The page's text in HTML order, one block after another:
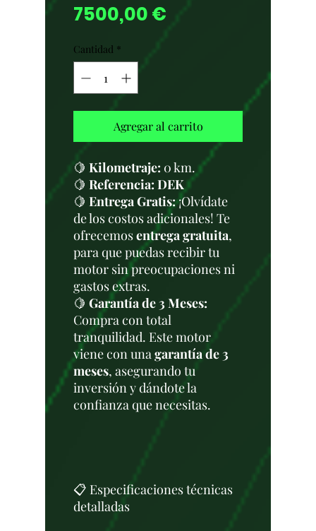
7500,00 € Precio
Cantidad *
Agregar al carrito
🍋 Kilometraje: 0 km.
🍋 Referencia: DEK
🍋 Entrega Gratis:¡Olvídate
de los costos adicionales! Te
ofrecemosentrega gratuita,
para que puedas recibir tu
motor sin preocupaciones ni
gastos extras.
🍋 Garantía de 3 Meses:
Compra con total
tranquilidad. Este motor
viene con unagarantía de 3
meses, asegurando tu
inversión y dándote la
confianza que necesitas.
📋 Especificaciones técnicas
detalladas